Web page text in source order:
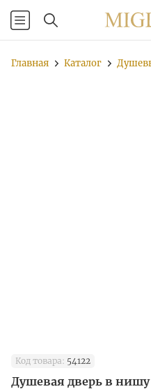
Главная Каталог
Код товара: 54122
Душевая дверь в нишу